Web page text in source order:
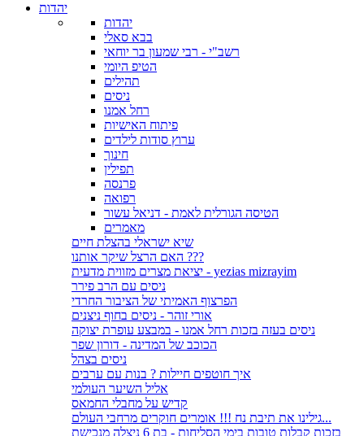
יהדות
יהדות
בבא סאלי
רשב"י - רבי שמעון בר יוחאי
הטיפ היומי
תהילים
ניסים
רחל אמנו
פיתוח האישיות
ערוץ סודות לילדים
חינוך
תפילין
פרנסה
רפואה
הטיסה הגורלית לאמת - דניאל עשור
מאמרים
שיא ישראלי בהצלת חיים
האם הרצל שיקר אותנו ???
יציאת מצרים מזווית מדעית - yezias mizrayim
ניסים עם הרב פירר
הפרצוף האמיתי של הציבור החרדי
אורי זוהר - ניסים בחוף ניצנים
ניסים בעזה בזכות רחל אמנו - במבצע עופרת יצוקה
הכוכב של המדינה - דורון שפר
ניסים בצהל
איך חוטפים חיילות ? בנות עם ערבים
אליל השיער העולמי
קדיש על מחבלי החמאס
גילינו את תיבת נח !!! אומרים חוקרים מרחבי העולם...
בזכות קבלות טובות בימי הסליחות - בת 6 ניצלה מנכישת